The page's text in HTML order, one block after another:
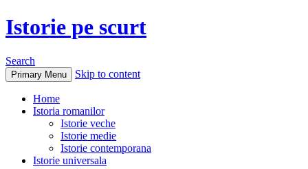
Istorie pe scurt
Search
Primary Menu Skip to content
Home
Istoria romanilor
Istorie veche
Istorie medie
Istorie contemporana
Istorie universala